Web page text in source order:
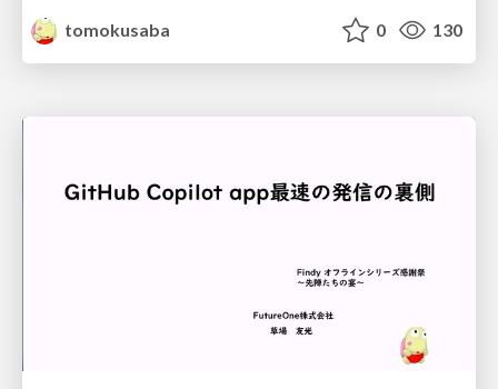
tomokusaba
0 130